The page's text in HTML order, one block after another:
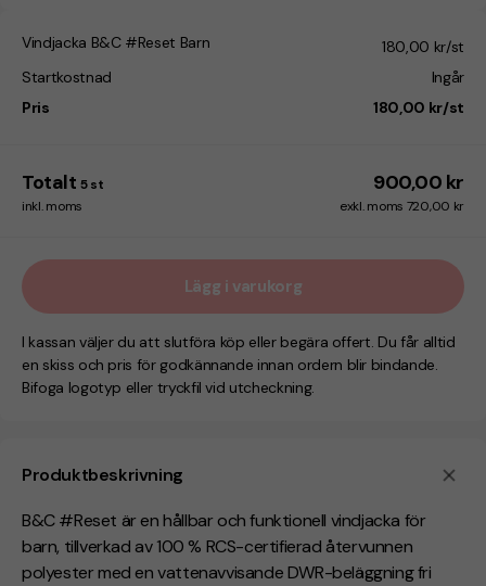
Produktbeskrivning
B&C #Reset är en hållbar och funktionell vindjacka för
barn, tillverkad av 100 % RCS-certifierad återvunnen
polyester med en vattenavvisande DWR-beläggning fri
Vindjacka B&C #Reset Barn
180,00 kr/st
Startkostnad
Ingår
Pris
180,00 kr/st
Totalt 5 st 900,00 kr
inkl. moms exkl. moms 720,00 kr
Lägg i varukorg
I kassan väljer du att slutföra köp eller begära offert. Du får alltid
en skiss och pris för godkännande innan ordern blir bindande.
Bifoga logotyp eller tryckfil vid utcheckning.